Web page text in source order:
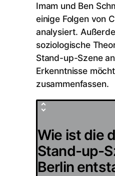
Imam und Ben
einige Folgen von
analysiert.
soziologische
Stand-up-Szene
Erkenntnisse
zusammenfassen.
Wie ist die
Stand-up-
Berlin